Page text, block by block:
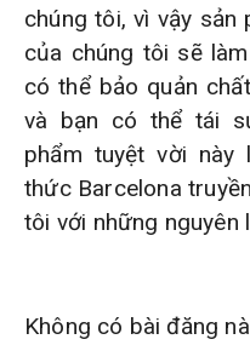
chúng tôi, vì vậy sản
của chúng tôi sẽ
có thể bảo quản
và bạn có thể tái
phẩm tuyệt vời
thức Barcelona
tôi với những nguyên
Không có bài đăng